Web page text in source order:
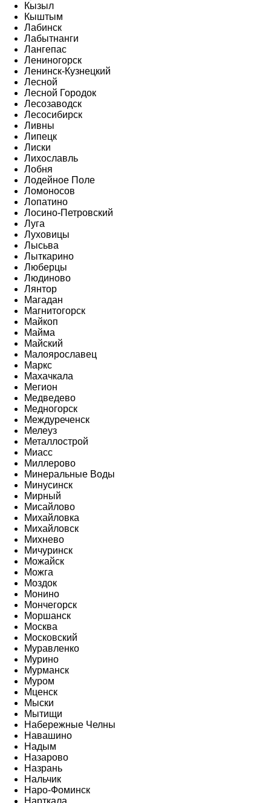
Кызыл
Кыштым
Лабинск
Лабытнанги
Лангепас
Лениногорск
Ленинск-Кузнецкий
Лесной
Лесной Городок
Лесозаводск
Лесосибирск
Ливны
Липецк
Лиски
Лихославль
Лобня
Лодейное Поле
Ломоносов
Лопатино
Лосино-Петровский
Луга
Луховицы
Лысьва
Лыткарино
Люберцы
Людиново
Лянтор
Магадан
Магнитогорск
Майкоп
Майма
Майский
Малоярославец
Маркс
Махачкала
Мегион
Медведево
Медногорск
Междуреченск
Мелеуз
Металлострой
Миасс
Миллерово
Минеральные Воды
Минусинск
Мирный
Мисайлово
Михайловка
Михайловск
Михнево
Мичуринск
Можайск
Можга
Моздок
Монино
Мончегорск
Моршанск
Москва
Московский
Муравленко
Мурино
Мурманск
Муром
Мценск
Мыски
Мытищи
Набережные Челны
Навашино
Надым
Назарово
Назрань
Нальчик
Наро-Фоминск
Нарткала